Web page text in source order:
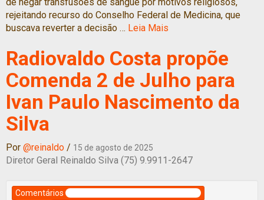
rejeitando recurso do Conselho Federal de Medicina, que
buscava reverter a decisão … Leia Mais
Radiovaldo Costa propõe
Comenda 2 de Julho para
Ivan Paulo Nascimento da
Silva
Por @reinaldo / 15 de agosto de 2025
Diretor Geral Reinaldo Silva (75) 9.9911-2647
Comentários